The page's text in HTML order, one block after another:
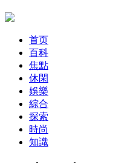
首页
百科
焦點
休閑
娛樂
綜合
探索
時尚
知識